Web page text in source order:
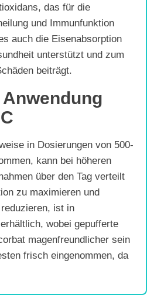
das für die
und Immunfunktion
auch die Eisenabsorption
unterstützt und zum
beiträgt.
in Dosierungen von 500-
kann bei höheren
über den Tag verteilt
zu maximieren und
ist in
wobei gepufferte
magenfreundlicher sein
frisch eingenommen, da